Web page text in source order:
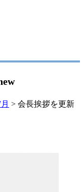
> 会長挨拶を更新